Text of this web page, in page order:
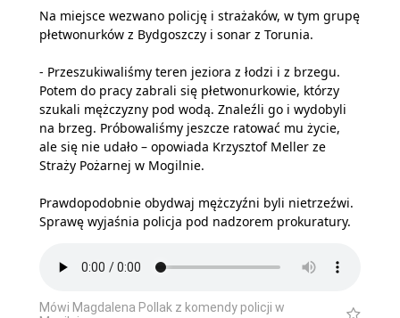
Na miejsce wezwano policję i strażaków, w tym grupę
płetwonurków z Bydgoszczy i sonar z Torunia.
- Przeszukiwaliśmy teren jeziora z łodzi i z brzegu.
Potem do pracy zabrali się płetwonurkowie, którzy
szukali mężczyzny pod wodą. Znaleźli go i wydobyli
na brzeg. Próbowaliśmy jeszcze ratować mu życie,
ale się nie udało – opowiada Krzysztof Meller ze
Straży Pożarnej w Mogilnie.
Prawdopodobnie obydwaj mężczyźni byli nietrzeźwi.
Sprawę wyjaśnia policja pod nadzorem prokuratury.
Mówi Magdalena Pollak z komendy policji w